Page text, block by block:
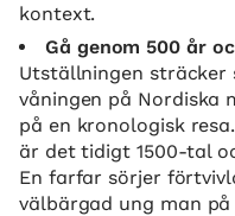
kontext.
Gå genom 500 år
Utställningen sträcker
våningen på Nordiska
på en kronologisk
är det tidigt 1500-tal
En farfar sörjer
välbärgad ung man